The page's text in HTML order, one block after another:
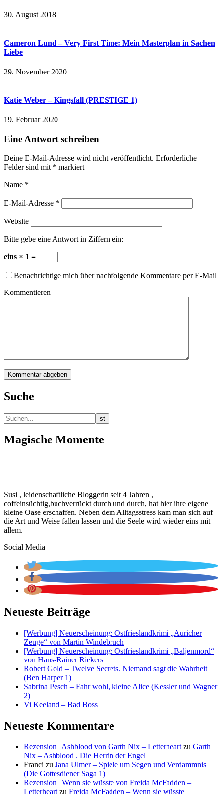
30. August 2018
Cameron Lund – Very First Time: Mein Masterplan in Sachen
Liebe
29. November 2020
Katie Weber – Kingsfall (PRESTIGE 1)
19. Februar 2020
Eine Antwort schreiben
Deine E-Mail-Adresse wird nicht veröffentlicht. Erforderliche
Felder sind mit * markiert
Name *
E-Mail-Adresse *
Website
Bitte gebe eine Antwort in Ziffern ein:
eins × 1 =
Benachrichtige mich über nachfolgende Kommentare per E-Mail
Kommentieren
Suche
Magische Momente
Susi , leidenschaftliche Bloggerin seit 4 Jahren ,
coffeinsüchtig,buchverrückt durch und durch, hat hier ihre eigene
kleine Oase erschaffen. Neben dem Alltagsstress kam man sich auf
die Art und Weise fallen lassen und die Seele wird wieder eins mit
allem.
Social Media
Neueste Beiträge
[Werbung] Neuerscheinung: Ostfrieslandkrimi „Auricher
Zeuge“ von Martin Windebruch
[Werbung] Neuerscheinung: Ostfrieslandkrimi „Baljenmord“
von Hans-Rainer Riekers
Robert Gold – Twelve Secrets. Niemand sagt die Wahrheit
(Ben Harper 1)
Sabrina Pesch – Fahr wohl, kleine Alice (Kessler und Wagner
2)
Vi Keeland – Bad Boss
Neueste Kommentare
Rezension | Ashblood von Garth Nix – Letterheart zu Garth
Nix – Ashblood . Die Herrin der Engel
Franci zu Jana Ulmer – Spiele um Segen und Verdammnis
(Die Gottesdiener Saga 1)
Rezension | Wenn sie wüsste von Freida McFadden –
Letterheart zu Freida McFadden – Wenn sie wüsste